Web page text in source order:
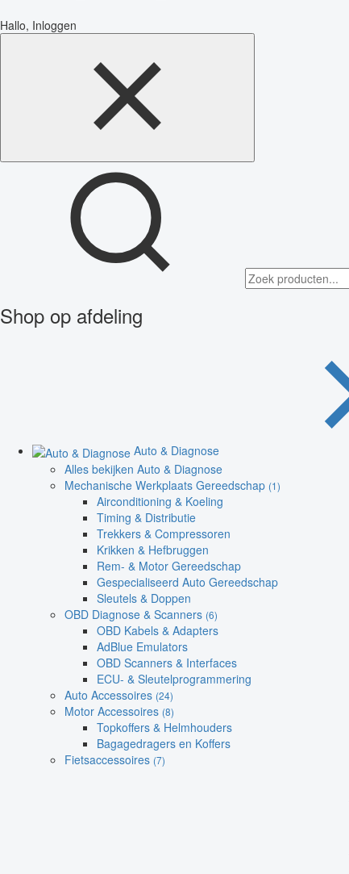
Hallo, Inloggen
Shop op afdeling
Auto & Diagnose
Alles bekijken Auto & Diagnose
Mechanische Werkplaats Gereedschap (1)
Airconditioning & Koeling
Timing & Distributie
Trekkers & Compressoren
Krikken & Hefbruggen
Rem- & Motor Gereedschap
Gespecialiseerd Auto Gereedschap
Sleutels & Doppen
OBD Diagnose & Scanners (6)
OBD Kabels & Adapters
AdBlue Emulators
OBD Scanners & Interfaces
ECU- & Sleutelprogrammering
Auto Accessoires (24)
Motor Accessoires (8)
Topkoffers & Helmhouders
Bagagedragers en Koffers
Fietsaccessoires (7)